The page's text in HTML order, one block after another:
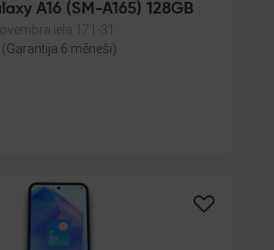
A16 (SM-A165) 128GB
iela 171-31
6 mēneši)